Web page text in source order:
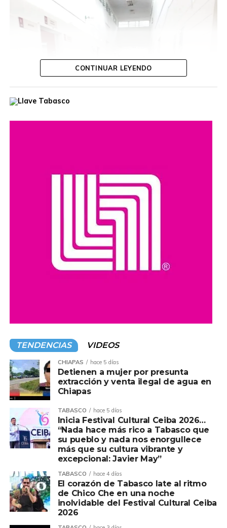
Con el objetivo de garantizar el acceso a los servicios
gratuitas a mujeres de 40 a 69 años, como parte de la
Mama.
La dependencia estatal informó que esta estrategia
busca no solo fortalecer la detección oportuna de este
padecimiento a través de la mastografía, sino además
referenciar de forma inmediata a las pacientes que
resulten positivas hacia los servicios médicos
especializados para que inicien el protocolo de atención
oncológica, logrando con ello disminuir la mortalidad por
Para ello, por indicaciones del gobernador del Estado,
Javier May Rodríguez, y el secretario de Salud, Alejandro
Calderón Alipi, el acceso a todos los servicios debe ser
desde el territorio, a través de la puesta en marcha de la
Unidad Móvil de Mastografía que visita las villas,
CONTINUAR LEYENDO
TENDENCIAS VIDEOS
CHIAPAS hace 5 días
Detienen a mujer por presunta
extracción y venta ilegal de agua en
Chiapas
TABASCO hace 5 días
Inicia Festival Cultural Ceiba 2026…
“Nada hace más rico a Tabasco que
su pueblo y nada nos enorgullece
más que su cultura vibrante y
excepcional: Javier May”
TABASCO hace 4 días
El corazón de Tabasco late al ritmo
de Chico Che en una noche
inolvidable del Festival Cultural Ceiba
2026